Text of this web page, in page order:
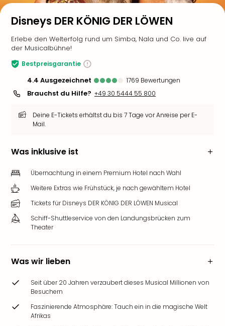
Disneys DER KÖNIG DER LÖWEN
Erlebe den Welterfolg rund um Simba, Nala und Co. live auf
der Musicalbühne!
Bestpreisgarantie
4.4 ausgezeichnet 1769 Bewertungen
Brauchst du Hilfe? +49 30 5444 55 800
Deine E-Tickets erhältst du bis 7 Tage vor Anreise per E-
Mail.
Was inklusive ist
Übernachtung in einem Premium Hotel nach Wahl
Weitere Extras wie Frühstück, je nach gewähltem Hotel
Tickets für Disneys DER KÖNIG DER LÖWEN Musical
Schiff-Shuttleservice von den Landungsbrücken zum
Theater
Was wir lieben
Seit über 20 Jahren verzaubert dieses Musical Millionen von
Besuchern
Faszinierende Atmosphäre: Tauch ein in die magische Welt
Afrikas